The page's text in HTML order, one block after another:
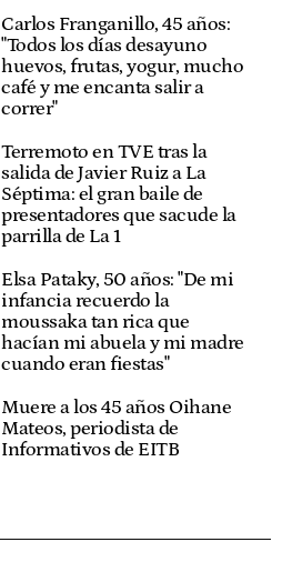
Carlos Franganillo, 45 años:
"Todos los días desayuno
huevos, frutas, yogur, mucho
café y me encanta salir a
correr"
Terremoto en TVE tras la
salida de Javier Ruiz a La
Séptima: el gran baile de
presentadores que sacude la
parrilla de La 1
Elsa Pataky, 50 años: "De mi
infancia recuerdo la
moussaka tan rica que
hacían mi abuela y mi madre
cuando eran fiestas"
Muere a los 45 años Oihane
Mateos, periodista de
Informativos de EITB